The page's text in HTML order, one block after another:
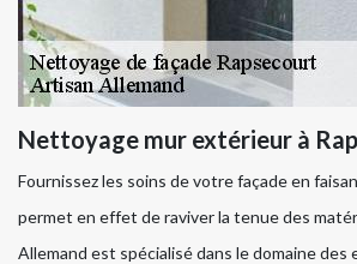
Nettoyage mur extérieur à
Fournissez les soins de votre façade en
permet en effet de raviver la tenue des
Allemand est spécialisé dans le domaine